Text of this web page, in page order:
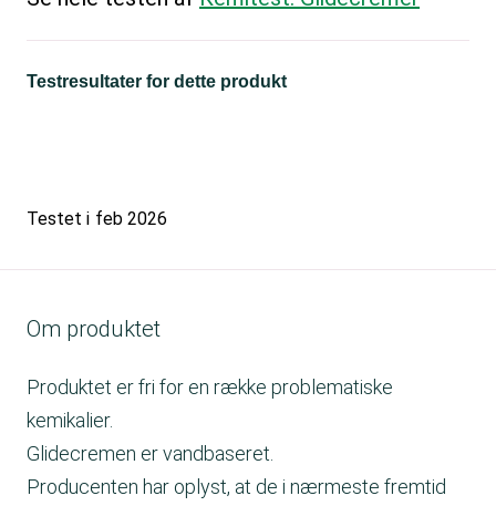
Testresultater for dette produkt
Testet i feb 2026
Om produktet
Produktet er fri for en række problematiske
kemikalier.
Glidecremen er vandbaseret.
Producenten har oplyst, at de i nærmeste fremtid